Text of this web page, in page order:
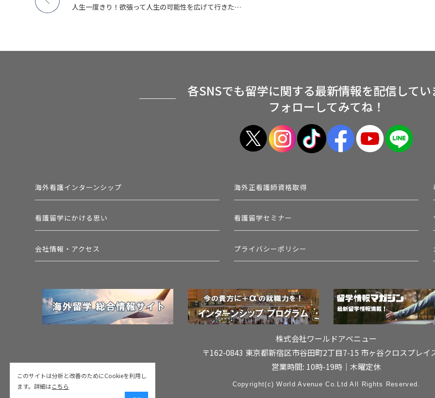
このサイトは分析と改善のためにCookieを利用し
ます。詳細はこちら
人生一度きり！欲張って人生の可能性を広げて行きたいと感じた看護留学
各SNSでも留学に関する最新情報を配信してい
フォローしてみてね！
海外看護インターンシップ
看護留学にかける思い
会社情報・アクセス
海外正看護師資格取得
看護留学セミナー
プライバシーポリシー
株式会社ワールドアベニュー
〒162-0843 東京都新宿区市谷田町2丁目7-15 市ヶ谷クロスプレイ
営業時間: 10時-19時｜木曜定休
Copyright(c) World Avenue Co.Ltd All Rights Reserved.